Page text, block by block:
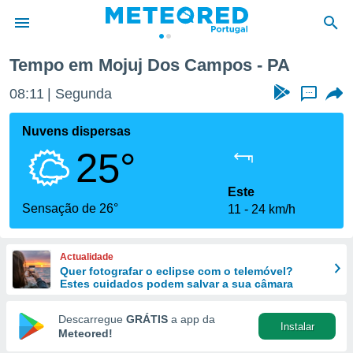
da
foi
fornecidas
a este
das
e
forma
digital
Tempo em Mojuj Dos Campos - PA
08:11 Segunda ...
Nuvens dispersas
25°
Sensação de 26°
Este
11
24 km/h
Actualidade
Quer fotografar o eclipse com o telemóvel?
Estes cuidados podem salvar a sua câmara
Descarregue GRÁTIS a app da
Meteored!
Instalar